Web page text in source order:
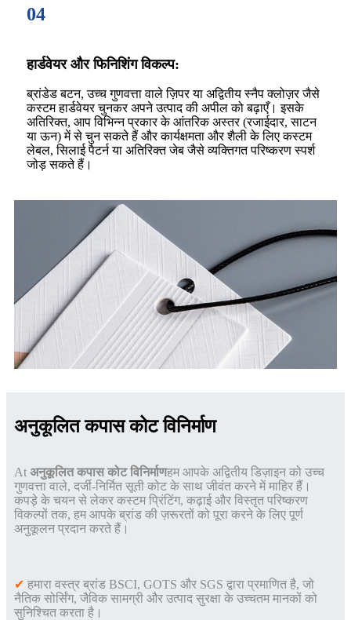
04
हार्डवेयर और फिनिशिंग विकल्प:
ब्रांडेड बटन, उच्च गुणवत्ता वाले ज़िपर या अद्वितीय स्नैप क्लोज़र जैसे
कस्टम हार्डवेयर चुनकर अपने उत्पाद की अपील को बढ़ाएँ। इसके
अतिरिक्त, आप विभिन्न प्रकार के आंतरिक अस्तर (रजाईदार, साटन
या ऊन) में से चुन सकते हैं और कार्यक्षमता और शैली के लिए कस्टम
लेबल, सिलाई पैटर्न या अतिरिक्त जेब जैसे व्यक्तिगत परिष्करण स्पर्श
जोड़ सकते हैं।
अनुकूलित कपास कोट विनिर्माण
At अनुकूलित कपास कोट विनिर्माणहम आपके अद्वितीय डिज़ाइन को उच्च
गुणवत्ता वाले, दर्जी-निर्मित सूती कोट के साथ जीवंत करने में माहिर हैं।
कपड़े के चयन से लेकर कस्टम प्रिंटिंग, कढ़ाई और विस्तृत परिष्करण
विकल्पों तक, हम आपके ब्रांड की ज़रूरतों को पूरा करने के लिए पूर्ण
अनुकूलन प्रदान करते हैं।
✔ हमारा वस्त्र ब्रांड BSCI, GOTS और SGS द्वारा प्रमाणित है, जो
नैतिक सोर्सिंग, जैविक सामग्री और उत्पाद सुरक्षा के उच्चतम मानकों को
सुनिश्चित करता है।